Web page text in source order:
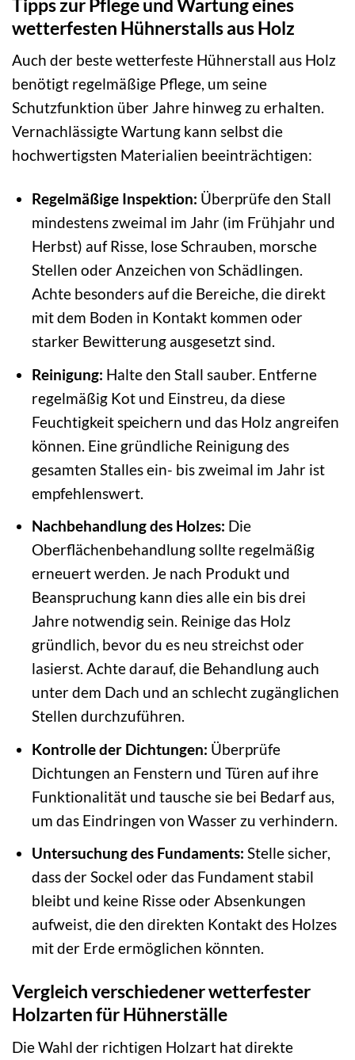
wetterfesten Hühnerstalls aus Holz
Auch der beste wetterfeste Hühnerstall aus Holz
benötigt regelmäßige Pflege, um seine
Schutzfunktion über Jahre hinweg zu erhalten.
Vernachlässigte Wartung kann selbst die
hochwertigsten Materialien beeinträchtigen:
Regelmäßige Inspektion: Überprüfe den Stall
mindestens zweimal im Jahr (im Frühjahr und
Herbst) auf Risse, lose Schrauben, morsche
Stellen oder Anzeichen von Schädlingen.
Achte besonders auf die Bereiche, die direkt
mit dem Boden in Kontakt kommen oder
starker Bewitterung ausgesetzt sind.
Reinigung: Halte den Stall sauber. Entferne
regelmäßig Kot und Einstreu, da diese
Feuchtigkeit speichern und das Holz angreifen
können. Eine gründliche Reinigung des
gesamten Stalles ein- bis zweimal im Jahr ist
empfehlenswert.
Nachbehandlung des Holzes: Die
Oberflächenbehandlung sollte regelmäßig
erneuert werden. Je nach Produkt und
Beanspruchung kann dies alle ein bis drei
Jahre notwendig sein. Reinige das Holz
gründlich, bevor du es neu streichst oder
lasierst. Achte darauf, die Behandlung auch
unter dem Dach und an schlecht zugänglichen
Stellen durchzuführen.
Kontrolle der Dichtungen: Überprüfe
Dichtungen an Fenstern und Türen auf ihre
Funktionalität und tausche sie bei Bedarf aus,
um das Eindringen von Wasser zu verhindern.
Untersuchung des Fundaments: Stelle sicher,
dass der Sockel oder das Fundament stabil
bleibt und keine Risse oder Absenkungen
aufweist, die den direkten Kontakt des Holzes
mit der Erde ermöglichen könnten.
Vergleich verschiedener wetterfester
Holzarten für Hühnerställe
Die Wahl der richtigen Holzart hat direkte